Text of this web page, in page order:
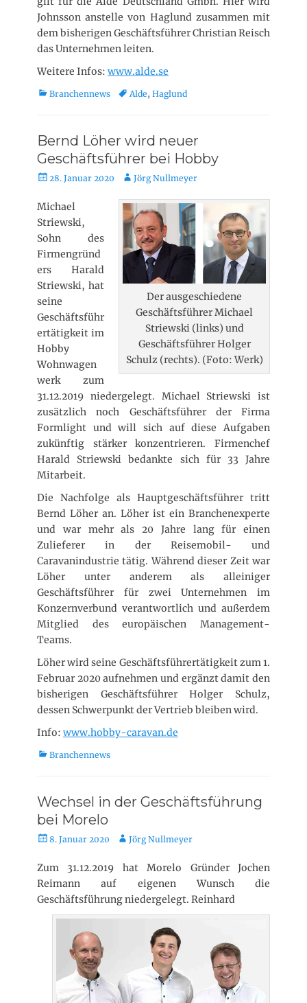
Johnsson anstelle von Haglund zusammen mit
dem bisherigen Geschäftsführer Christian Reisch
das Unternehmen leiten.
Weitere Infos: www.alde.se
K
e
g
o
r
e
n
Branchennews
T
Alde, Haglund
Bernd Löher wird neuer
Geschäftsführer bei Hobby
V
r
ö
f
e
n
t
l
i
t
a
m
28. Januar 2020
A
t
o
Jörg Nullmeyer
Der ausgeschiedene
Geschäftsführer Michael
Striewski (links) und
Geschäftsführer Holger
Schulz (rechts). (Foto: Werk)
Michael
Striewski,
Sohn des
Firmengründ
ers Harald
Striewski, hat
seine
Geschäftsführ
ertätigkeit im
Hobby
Wohnwagen
werk zum
31.12.2019 niedergelegt. Michael Striewski ist
zusätzlich noch Geschäftsführer der Firma
Formlight und will sich auf diese Aufgaben
zukünftig stärker konzentrieren. Firmenchef
Harald Striewski bedankte sich für 33 Jahre
Mitarbeit.
Die Nachfolge als Hauptgeschäftsführer tritt
Bernd Löher an. Löher ist ein Branchenexperte
und war mehr als 20 Jahre lang für einen
Zulieferer in der Reisemobil- und
Caravanindustrie tätig. Während dieser Zeit war
Löher unter anderem als alleiniger
Geschäftsführer für zwei Unternehmen im
Konzernverbund verantwortlich und außerdem
Mitglied des europäischen Management-
Teams.
Löher wird seine Geschäftsführertätigkeit zum 1.
Februar 2020 aufnehmen und ergänzt damit den
bisherigen Geschäftsführer Holger Schulz,
dessen Schwerpunkt der Vertrieb bleiben wird.
Info: www.hobby-caravan.de
K
e
g
o
r
e
n
Branchennews
Wechsel in der Geschäftsführung
bei Morelo
V
r
ö
f
8. Januar 2020
A
Jörg Nullmeyer
Zum 31.12.2019 hat Morelo Gründer Jochen
Reimann auf eigenen Wunsch die
Geschäftsführung niedergelegt. Reinhard